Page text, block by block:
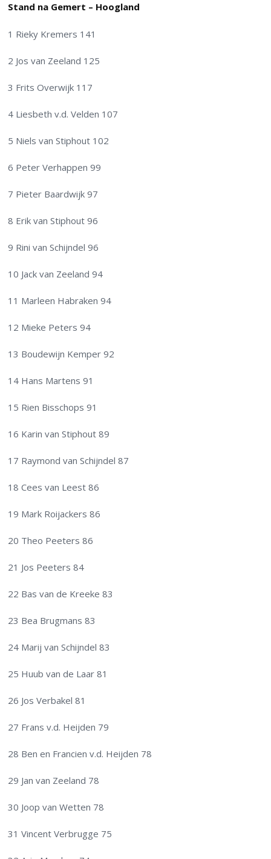
Stand na Gemert – Hoogland
1 Rieky Kremers 141
2 Jos van Zeeland 125
3 Frits Overwijk 117
4 Liesbeth v.d. Velden 107
5 Niels van Stiphout 102
6 Peter Verhappen 99
7 Pieter Baardwijk 97
8 Erik van Stiphout 96
9 Rini van Schijndel 96
10 Jack van Zeeland 94
11 Marleen Habraken 94
12 Mieke Peters 94
13 Boudewijn Kemper 92
14 Hans Martens 91
15 Rien Bisschops 91
16 Karin van Stiphout 89
17 Raymond van Schijndel 87
18 Cees van Leest 86
19 Mark Roijackers 86
20 Theo Peeters 86
21 Jos Peeters 84
22 Bas van de Kreeke 83
23 Bea Brugmans 83
24 Marij van Schijndel 83
25 Huub van de Laar 81
26 Jos Verbakel 81
27 Frans v.d. Heijden 79
28 Ben en Francien v.d. Heijden 78
29 Jan van Zeeland 78
30 Joop van Wetten 78
31 Vincent Verbrugge 75